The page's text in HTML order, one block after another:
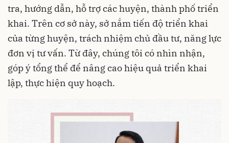
tra, hướng dẫn, hỗ trợ các huyện, thành phố triển
khai. Trên cơ sở này, sở nắm tiến độ triển khai
của từng huyện, trách nhiệm chủ đầu tư, năng lực
đơn vị tư vấn. Từ đây, chúng tôi có nhìn nhận,
góp ý tổng thể để nâng cao hiệu quả triển khai
lập, thực hiện quy hoạch.